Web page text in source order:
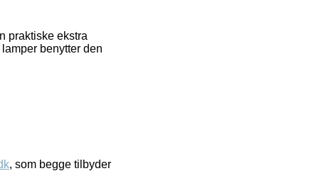
praktiske ekstra
benytter den
, som begge tilbyder